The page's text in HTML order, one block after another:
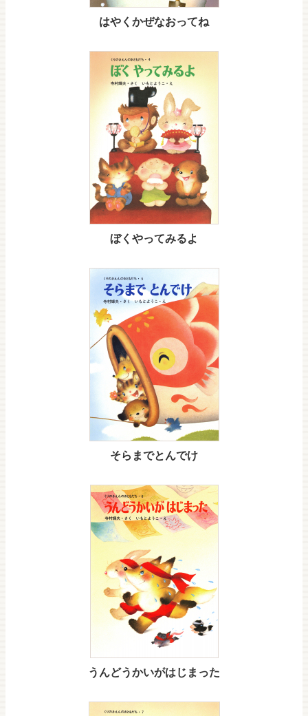
はやくかぜなおってね
ぼくやってみるよ
そらまでとんでけ
うんどうかいがはじまった